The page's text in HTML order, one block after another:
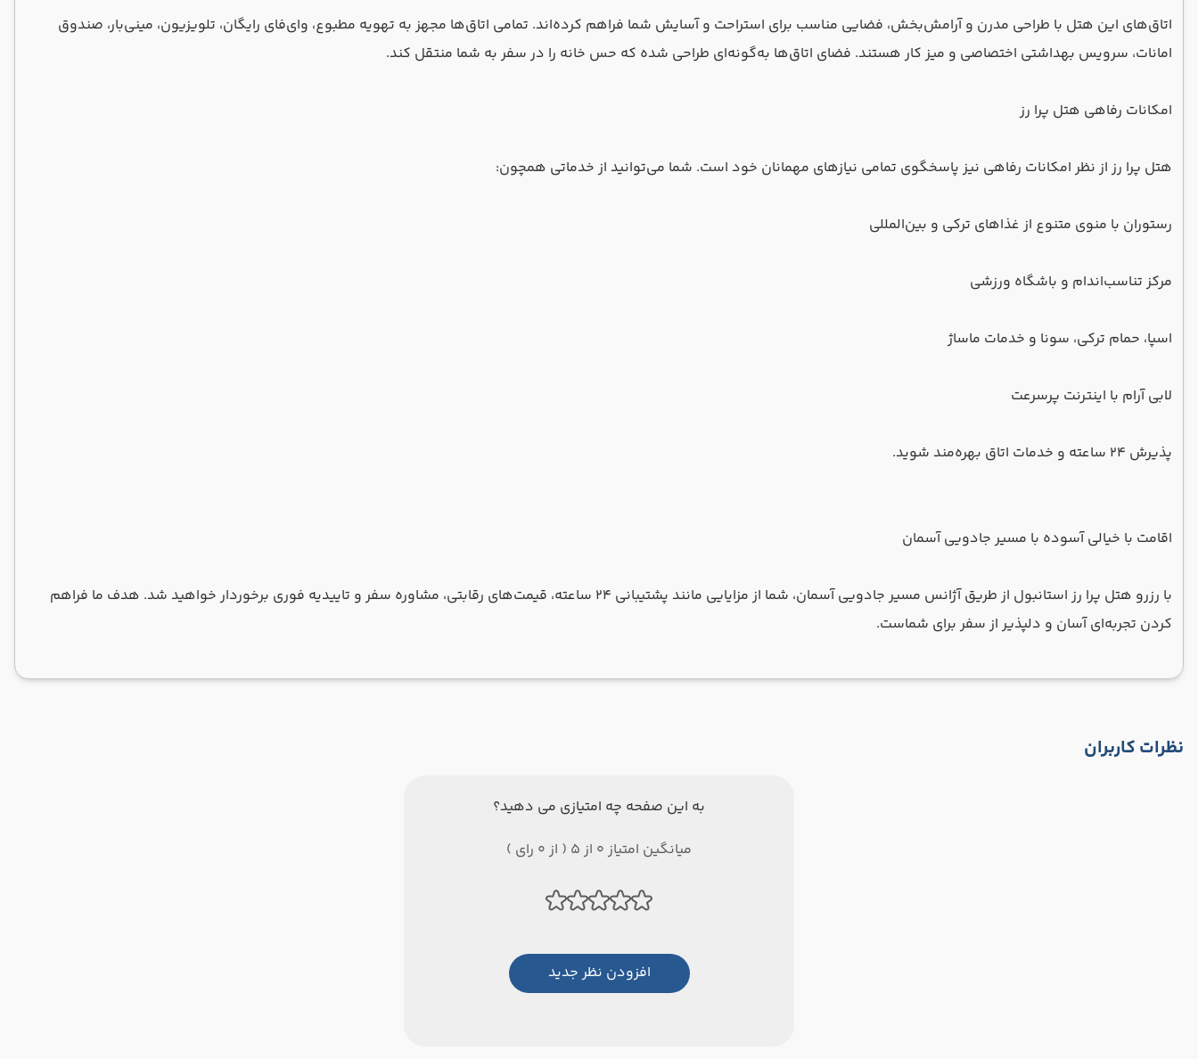
اتاق‌های این هتل با طراحی مدرن و آرامش‌بخش، فضایی مناسب برای استراحت و آسایش شما فراهم کرده‌اند. تمامی اتاق‌ها مجهز به تهویه مطبوع، وای‌فای رایگان، تلویزیون، مینی‌بار، صندوق
امانات، سرویس بهداشتی اختصاصی و میز کار هستند. فضای اتاق‌ها به‌گونه‌ای طراحی شده که حس خانه را در سفر به شما منتقل کند.
امکانات رفاهی هتل پرا رز
هتل پرا رز از نظر امکانات رفاهی نیز پاسخگوی تمامی نیازهای مهمانان خود است. شما می‌توانید از خدماتی همچون:
رستوران با منوی متنوع از غذاهای ترکی و بین‌المللی
مرکز تناسب‌اندام و باشگاه ورزشی
اسپا، حمام ترکی، سونا و خدمات ماساژ
لابی آرام با اینترنت پرسرعت
پذیرش ۲۴ ساعته و خدمات اتاق بهره‌مند شوید.
اقامت با خیالی آسوده با مسیر جادویی آسمان
با رزرو هتل پرا رز استانبول از طریق آژانس مسیر جادویی آسمان، شما از مزایایی مانند پشتیبانی ۲۴ ساعته، قیمت‌های رقابتی، مشاوره سفر و تاییدیه فوری برخوردار خواهید شد. هدف ما فراهم
کردن تجربه‌ای آسان و دلپذیر از سفر برای شماست.
نظرات کاربران
به این صفحه چه امتیازی می دهید؟
میانگین امتیاز 0 از 5 ( از 0 رای )
افزودن نظر جدید